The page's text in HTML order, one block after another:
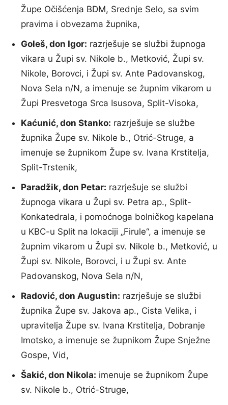
Župe Očišćenja BDM, Srednje Selo, sa svim
pravima i obvezama župnika,
Goleš, don Igor: razrješuje se službi župnoga
vikara u Župi sv. Nikole b., Metković, Župi sv.
Nikole, Borovci, i Župi sv. Ante Padovanskog,
Nova Sela n/N, a imenuje se župnim vikarom u
Župi Presvetoga Srca Isusova, Split-Visoka,
Kaćunić, don Stanko: razrješuje se službe
župnika Župe sv. Nikole b., Otrić-Struge, a
imenuje se župnikom Župe sv. Ivana Krstitelja,
Split-Trstenik,
Paradžik, don Petar: razrješuje se službi
župnoga vikara u Župi sv. Petra ap., Split-
Konkatedrala, i pomoćnoga bolničkog kapelana
u KBC-u Split na lokaciji „Firule“, a imenuje se
župnim vikarom u Župi sv. Nikole b., Metković, u
Župi sv. Nikole, Borovci, i u Župi sv. Ante
Padovanskog, Nova Sela n/N,
Radović, don Augustin: razrješuje se službi
župnika Župe sv. Jakova ap., Cista Velika, i
upravitelja Župe sv. Ivana Krstitelja, Dobranje
Imotsko, a imenuje se župnikom Župe Snježne
Gospe, Vid,
Šakić, don Nikola: imenuje se župnikom Župe
sv. Nikole b., Otrić-Struge,